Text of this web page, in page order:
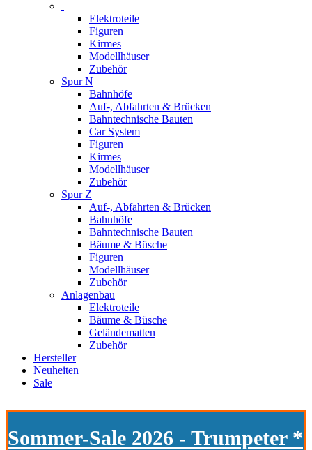
Elektroteile
Figuren
Kirmes
Modellhäuser
Zubehör
Spur N
Bahnhöfe
Auf-, Abfahrten & Brücken
Bahntechnische Bauten
Car System
Figuren
Kirmes
Modellhäuser
Zubehör
Spur Z
Auf-, Abfahrten & Brücken
Bahnhöfe
Bahntechnische Bauten
Bäume & Büsche
Figuren
Modellhäuser
Zubehör
Anlagenbau
Elektroteile
Bäume & Büsche
Geländematten
Zubehör
Hersteller
Neuheiten
Sale
Sommer-Sale 2026 - Trumpeter *